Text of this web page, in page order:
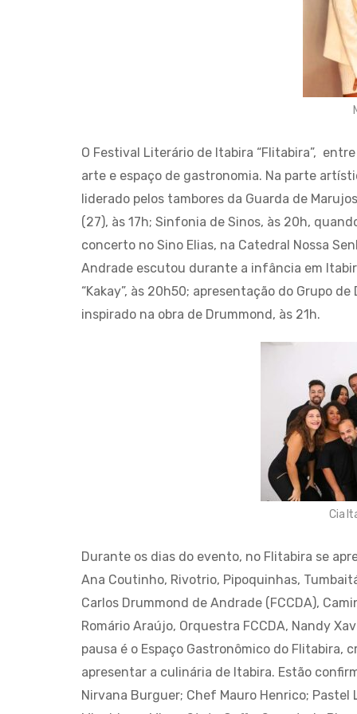
O Festival Literário de Itabira “Flitabira”,
arte e espaço de gastronomia. Na parte
liderado pelos tambores da Guarda de
(27), às 17h; Sinfonia de Sinos, às 20h,
concerto no Sino Elias, na Catedral Nossa
Andrade escutou durante a infância em
“Kakay”, às 20h50; apresentação do Grupo
inspirado na obra de Drummond, às 21h.
Cia
Durante os dias do evento, no Flitabira se
Ana Coutinho, Rivotrio, Pipoquinhas,
Carlos Drummond de Andrade (FCCDA),
Romário Araújo, Orquestra FCCDA, Nandy
pausa é o Espaço Gastronômico do Flitabira,
apresentar a culinária de Itabira. Estão
Nirvana Burguer; Chef Mauro Henrico;